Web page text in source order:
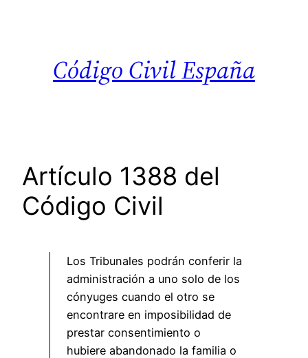
Código Civil España
Artículo 1388 del
Código Civil
Los Tribunales podrán conferir la
administración a uno solo de los
cónyuges cuando el otro se
encontrare en imposibilidad de
prestar consentimiento o
hubiere abandonado la familia o